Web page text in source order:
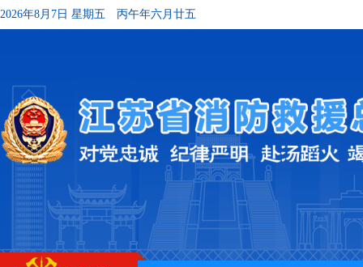
2026年8月7日 星期五 丙午年六月廿五